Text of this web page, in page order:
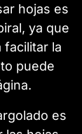
hojas es
ya que
facilitar la
puede
es